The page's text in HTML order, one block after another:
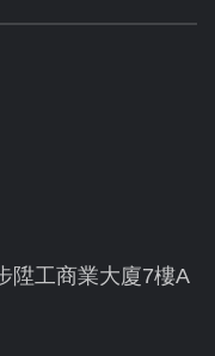
陞工商業大廈7樓A